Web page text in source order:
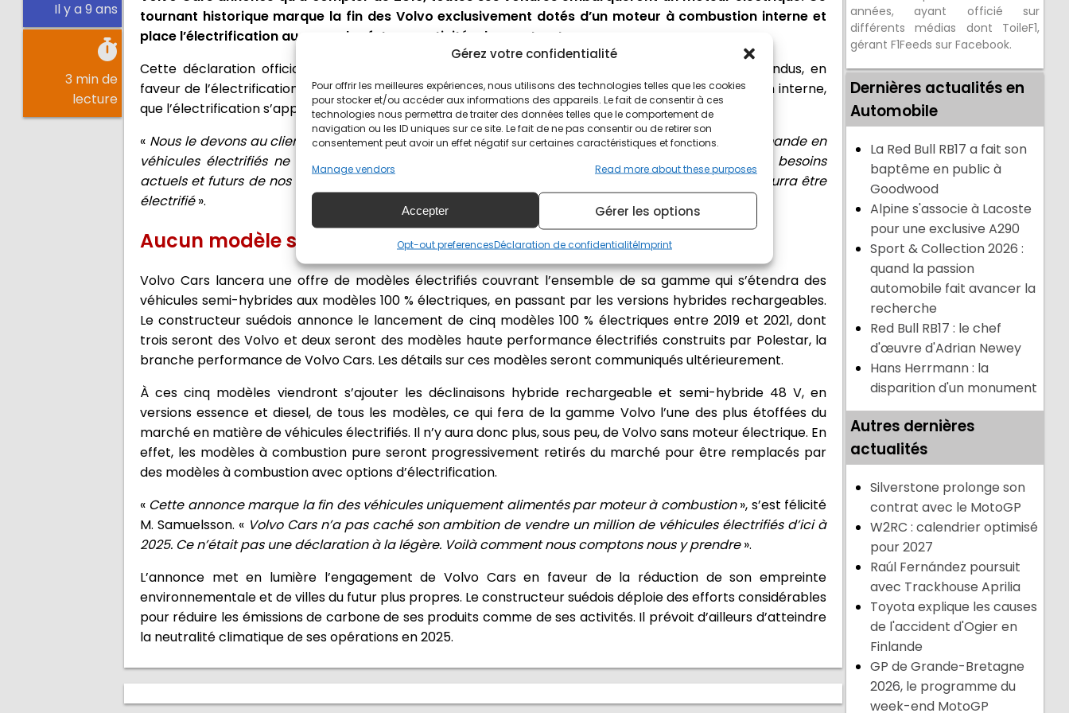
Gérez votre confidentialité
Pour offrir les meilleures expériences, nous utilisons des technologies telles que les cookies
pour stocker et/ou accéder aux informations des appareils. Le fait de consentir à ces
technologies nous permettra de traiter des données telles que le comportement de
navigation ou les ID uniques sur ce site. Le fait de ne pas consentir ou de retirer son
consentement peut avoir un effet négatif sur certaines caractéristiques et fonctions.
Manage vendors
Read more about these purposes
Accepter Gérer les options
Opt-out preferencesDéclaration de confidentialitéImprint
Il y a 9 ans
3 min de
lecture
tournant historique marque la fin des Volvo exclusivement dotés d’un moteur à combustion interne et
place l’électrification au cœur des futures activités du constructeur.
Cette déclaration officialise une décision stratégique de premier plan, tous constructeurs confondus, en
faveur de l’électrification. Elle révèle aussi, plus d’un siècle après l’invention du moteur à combustion interne,
que l’électrification s’apprête à ouvrir un nouveau chapitre dans l’histoire de l’industrie automobile.
« Nous le devons au client », a déclaré Håkan Samuelsson, Président et CEO de Volvo Cars. «
La demande en
véhicules électrifiés ne cesse d’augmenter et nous mettons un point d’honneur à satisfaire les besoins
actuels et futurs de nos clients. D’ici peu, quel que soit le modèle de Volvo que vous choisirez, il pourra être
électrifié».
Aucun modèle sans électrification d'ici 2019
Volvo Cars lancera une offre de modèles électrifiés couvrant l’ensemble de sa gamme qui s’étendra des
véhicules semi-hybrides aux modèles 100 % électriques, en passant par les versions hybrides rechargeables.
Le constructeur suédois annonce le lancement de cinq modèles 100 % électriques entre 2019 et 2021, dont
trois seront des Volvo et deux seront des modèles haute performance électrifiés construits par Polestar, la
branche performance de Volvo Cars. Les détails sur ces modèles seront communiqués ultérieurement.
À ces cinq modèles viendront s’ajouter les déclinaisons hybride rechargeable et semi-hybride 48 V, en
versions essence et diesel, de tous les modèles, ce qui fera de la gamme Volvo l’une des plus étoffées du
marché en matière de véhicules électrifiés. Il n’y aura donc plus, sous peu, de Volvo sans moteur électrique. En
effet, les modèles à combustion pure seront progressivement retirés du marché pour être remplacés par
des modèles à combustion avec options d’électrification.
« Cette annonce marque la fin des véhicules uniquement alimentés par moteur à combustion», s’est félicité
M. Samuelsson. « Volvo Cars n’a pas caché son ambition de vendre un million de véhicules électrifiés d’ici à
2025. Ce n’était pas une déclaration à la légère. Voilà comment nous comptons nous y prendre».
L’annonce met en lumière l’engagement de Volvo Cars en faveur de la réduction de son empreinte
environnementale et de villes du futur plus propres. Le constructeur suédois déploie des efforts considérables
pour réduire les émissions de carbone de ses produits comme de ses activités. Il prévoit d’ailleurs d’atteindre
la neutralité climatique de ses opérations en 2025.
années, ayant officié sur
différents médias dont ToileF1,
gérant F1Feeds sur Facebook.
Dernières actualités en
Automobile
La Red Bull RB17 a fait son
baptême en public à
Goodwood
Alpine s'associe à Lacoste
pour une exclusive A290
Sport & Collection 2026 :
quand la passion
automobile fait avancer la
recherche
Red Bull RB17 : le chef
d'œuvre d'Adrian Newey
Hans Herrmann : la
disparition d'un monument
Autres dernières
actualités
Silverstone prolonge son
contrat avec le MotoGP
W2RC : calendrier optimisé
pour 2027
Raúl Fernández poursuit
avec Trackhouse Aprilia
Toyota explique les causes
de l'accident d'Ogier en
Finlande
GP de Grande-Bretagne
2026, le programme du
week-end MotoGP